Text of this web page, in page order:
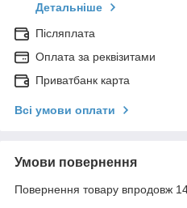
Детальніше
Післяплата
Оплата за реквізитами
Приватбанк карта
Всі умови оплати
Умови повернення
Повернення товару впродовж